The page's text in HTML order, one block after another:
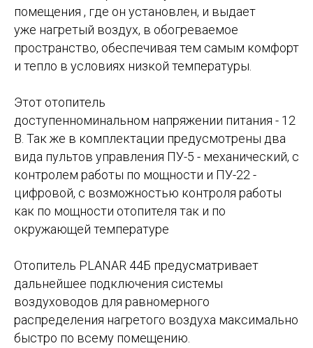
помещения , где он установлен, и выдает
уже нагретый воздух, в обогреваемое
пространство, обеспечивая тем самым комфорт
и тепло в условиях низкой температуры.
Этот отопитель
доступенноминальном напряжении питания - 12
В. Так же в комплектации предусмотрены два
вида пультов управления ПУ-5 - механический, с
контролем работы по мощности и ПУ-22 -
цифровой, с возможностью контроля работы
как по мощности отопителя так и по
окружающей температуре
Отопитель PLANAR 44Б предусматривает
дальнейшее подключения системы
воздуховодов для равномерного
распределения нагретого воздуха максимально
быстро по всему помещению.